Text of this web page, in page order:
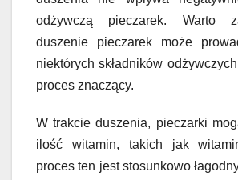
odżywczą pieczarek. Warto
duszenie pieczarek może
niektórych składników
proces znaczący.
W trakcie duszenia, pieczarki
ilość witamin, takich jak
proces ten jest stosunkowo